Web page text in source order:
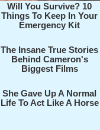
Will You Survive? 10
Things To Keep In Your
Emergency Kit
The Insane True Stories
Behind Cameron's
Biggest Films
She Gave Up A Normal
Life To Act Like A Horse